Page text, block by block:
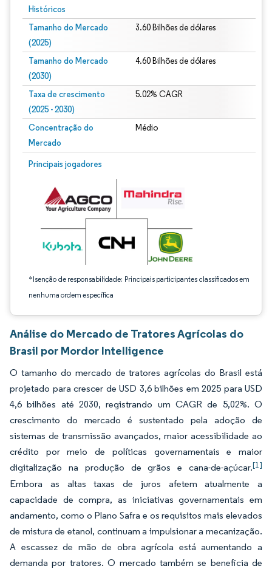
Históricos
Tamanho do Mercado
(2025)
3.60 Bilhões de dólares
Tamanho do Mercado
(2030)
4.60 Bilhões de dólares
Taxa de crescimento
(2025 - 2030)
5.02% CAGR
Concentração do
Mercado
Médio
Principais jogadores
*Isenção de responsabilidade: Principais participantes classificados em
nenhuma ordem específica
Imagem © Mordor Intelligence. O reuso requer atribuição conforme CC BY 4.0.
Análise do Mercado de Tratores Agrícolas do
Brasil por Mordor Intelligence
O tamanho do mercado de tratores agrícolas do Brasil está
projetado para crescer de USD 3,6 bilhões em 2025 para USD
4,6 bilhões até 2030, registrando um CAGR de 5,02%. O
crescimento do mercado é sustentado pela adoção de
sistemas de transmissão avançados, maior acessibilidade ao
crédito por meio de políticas governamentais e maior
digitalização na produção de grãos e cana-de-açúcar.[1]
Embora as altas taxas de juros afetem atualmente a
capacidade de compra, as iniciativas governamentais em
andamento, como o Plano Safra e os requisitos mais elevados
de mistura de etanol, continuam a impulsionar a mecanização.
A escassez de mão de obra agrícola está aumentando a
demanda por tratores. O mercado também se beneficia de